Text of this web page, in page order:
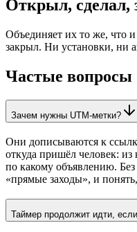
Открыл, сделал,
Объединяет их то же, что
закрыл. Ни установки, ни
Частые вопросы
Зачем нужны UTM-метки?
Они дописываются к
откуда пришёл человек: из
по какому объявлению. Без
«прямые заходы», и
Таймер продолжит идти,